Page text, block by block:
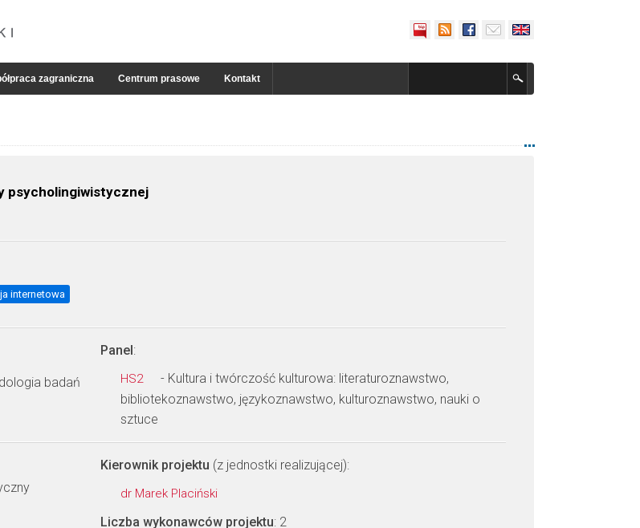
zagraniczna Centrum prasowe Kontakt
psycholingiwistycznej
internetowa
badań
Panel:
HS2
- Kultura i twórczość kulturowa: literaturoznawstwo,
bibliotekoznawstwo, językoznawstwo, kulturoznawstwo, nauki o
sztuce
Kierownik projektu (z jednostki realizującej):
dr Marek Placiński
Liczba wykonawców projektu: 2